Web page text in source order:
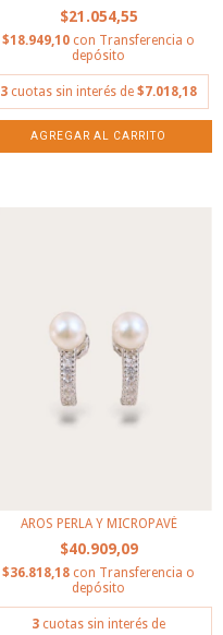
$21.054,55
$18.949,10 con Transferencia o
depósito
3 cuotas sin interés de $7.018,18
AROS PERLA Y MICROPAVÉ
$40.909,09
$36.818,18 con Transferencia o
depósito
3 cuotas sin interés de